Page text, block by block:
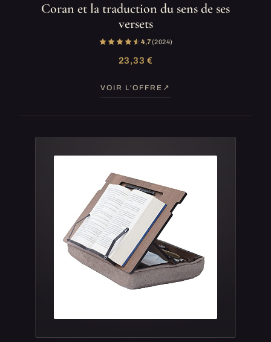
Coran et la traduction du sens de ses
versets
4,7(2 024)
23,33 €
VOIR L'OFFRE